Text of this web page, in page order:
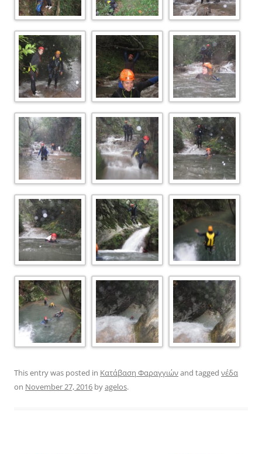
This entry was posted in Κατάβαση Φαραγγιώνand tagged νέδα
on November 27, 2016 byagelos.